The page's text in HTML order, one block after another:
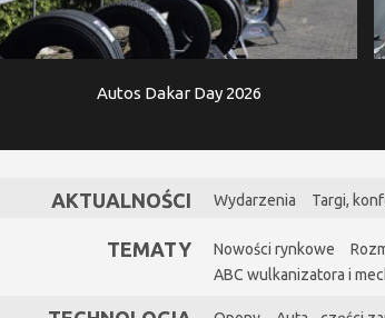
Autos Dakar Day 2026
AKTUALNOŚCI Wydarzenia Targi,
TEMATY Nowości rynkowe
ABC wulkanizatora i